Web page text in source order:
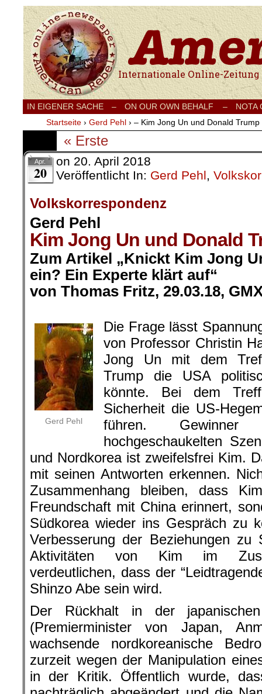
Internationale Onlinezeitung für Frieden,
IN EIGENER SACHE – ON OUR OWN BEHALF –
NOTA
Startseite › Gerd Pehl › – Kim Jong Un und Donald Trump
« Erste
Apr.
20
on 20. April 2018
Veröffentlicht In: Gerd Pehl,
Volkskorrespondenz
Gerd Pehl
Kim Jong Un und Donald
Zum Artikel „Knickt Kim Jong
ein? Ein Experte klärt auf“
von Thomas Fritz, 29.03.18,
Gerd Pehl
Die Frage lässt
von Professor Christin
Jong Un mit dem
Trump die USA
könnte. Bei dem
Sicherheit die US-
führen.
hochgeschaukelten
und Nordkorea ist zweifelsfrei Kim.
mit seinen Antworten erkennen.
Zusammenhang bleiben, dass
Freundschaft mit China erinnert,
Südkorea wieder ins Gespräch zu
Verbesserung der Beziehungen zu
Aktivitäten von Kim im
verdeutlichen, dass der
Shinzo Abe sein wird.
Der Rückhalt in der
(Premierminister von Japan,
wachsende nordkoreanische
zurzeit wegen der Manipulation
in der Kritik. Öffentlich wurde,